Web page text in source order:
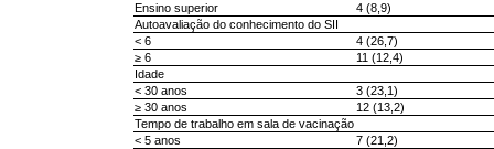
Ensino superior
4 (8,9)
Autoavaliação do conhecimento do SII
< 6
4 (26,7)
≥ 6
11 (12,4)
Idade
< 30 anos
3 (23,1)
≥ 30 anos
12 (13,2)
Tempo de trabalho em sala de vacinação
< 5 anos
7 (21,2)